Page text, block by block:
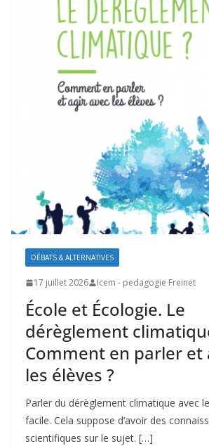
DÉBATS & ALTERNATIVES
17 juillet 2026 Icem - pedagogie Freinet
École et Écologie. Le
dérèglement
Comment en parler et
les élèves ?
Parler du dérèglement climatique avec
facile. Cela suppose d’avoir des
scientifiques sur le sujet. […]